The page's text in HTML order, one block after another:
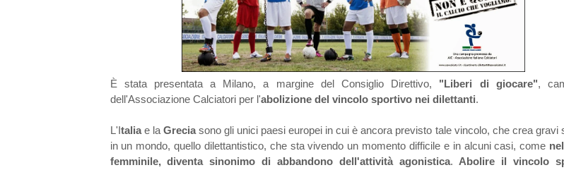
È stata presentata a Milano, a margine del Consiglio Direttivo, "Liberi di giocare",
dell'Associazione Calciatori per l'abolizione del vincolo sportivo nei dilettanti.
L'Italiae la Greciasono gli unici paesi europei in cui è ancora previsto tale vincolo, che crea gravi
in un mondo, quello dilettantistico, che sta vivendo un momento difficile e in alcuni casi, come
femminile, diventa sinonimo di abbandono dell'attività agonistica. Abolire il vincolo